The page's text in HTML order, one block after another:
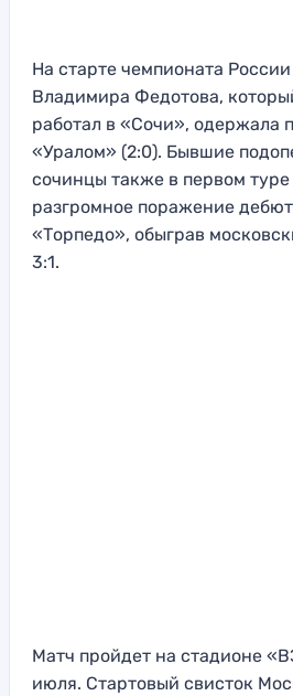
На старте чемпионата
Владимира Федотова,
работал в «Сочи», одержала
«Уралом» (2:0). Бывшие
сочинцы также в первом
разгромное поражение
«Торпедо», обыграв
3:1.
Матч пройдет на стадионе
июля. Стартовый свисток